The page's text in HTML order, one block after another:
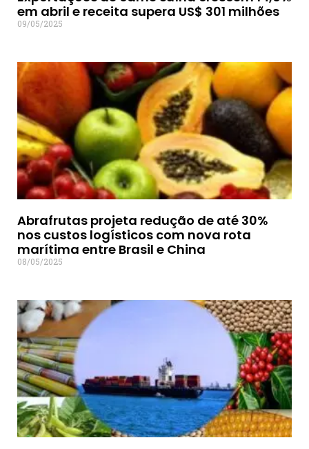
em abril e receita supera US$ 301 milhões
09/05/2025
Abrafrutas projeta redução de até 30%
nos custos logísticos com nova rota
marítima entre Brasil e China
08/05/2025